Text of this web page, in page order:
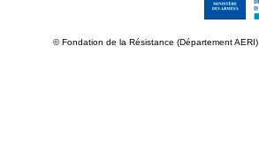
© Fondation de la Résistance (Département